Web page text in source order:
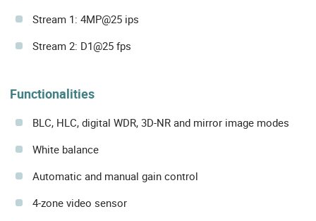
Stream 1: 4MP@25 ips
Stream 2: D1@25 fps
Functionalities
BLC, HLC, digital WDR, 3D-NR and mirror image modes
White balance
Automatic and manual gain control
4-zone video sensor